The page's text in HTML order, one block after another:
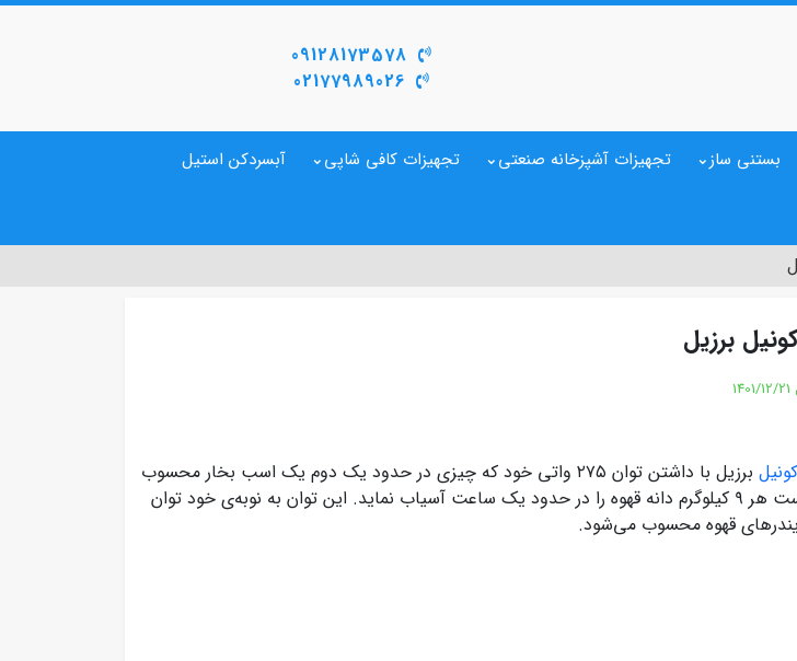
09128173578
02177989026
بستنی ساز تجهیزات آشپزخانه صنعتی تجهیزات کافی شاپی آبسردکن استیل
برزیل
1401/12/21
برزیل با داشتن توان ۲۷۵ واتی خود که چیزی در حدود یک دوم یک اسب بخار محسوب
خواهد شد قادر است هر ۹ کیلوگرم دانه قهوه را در حدود یک ساعت آسیاب نماید. این توان به نوبه‌ی خود توان
قهوه محسوب می‌شود.